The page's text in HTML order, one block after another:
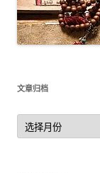
文章归档
文
章
归